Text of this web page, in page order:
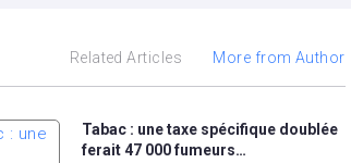
Related Articles More from Author
Tabac : une taxe spécifique doublée
ferait 47 000 fumeurs…